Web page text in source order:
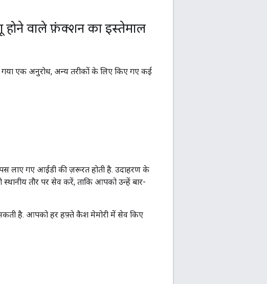
होने वाले फ़ंक्शन का इस्तेमाल
एक अनुरोध, अन्य तरीकों के लिए किए गए कई
लाए गए आईडी की ज़रूरत होती है. उदाहरण के
स्थानीय तौर पर सेव करें, ताकि आपको उन्हें बार-
है. आपको हर हफ़्ते कैश मेमोरी में सेव किए